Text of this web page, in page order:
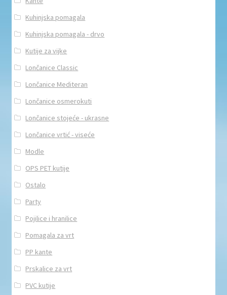
Kuhinjska pomagala
Kuhinjska pomagala - drvo
Kutije za vijke
Lončanice Classic
Lončanice Mediteran
Lončanice osmerokuti
Lončanice stojeće - ukrasne
Lončanice vrtić - viseće
Modle
OPS PET kutije
Ostalo
Party
Pojilice i hranilice
Pomagala za vrt
PP kante
Prskalice za vrt
PVC kutije